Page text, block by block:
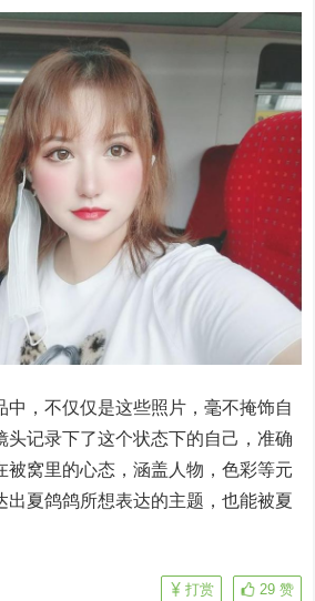
中，不仅仅是这些照片，毫不掩饰自
头记录下了这个状态下的自己，准确
被窝里的心态，涵盖人物，色彩等元
出夏鸽鸽所想表达的主题，也能被夏
29 赞
打赏